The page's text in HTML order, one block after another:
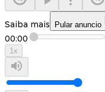
Saiba mais Pular anuncio
00:00
1x